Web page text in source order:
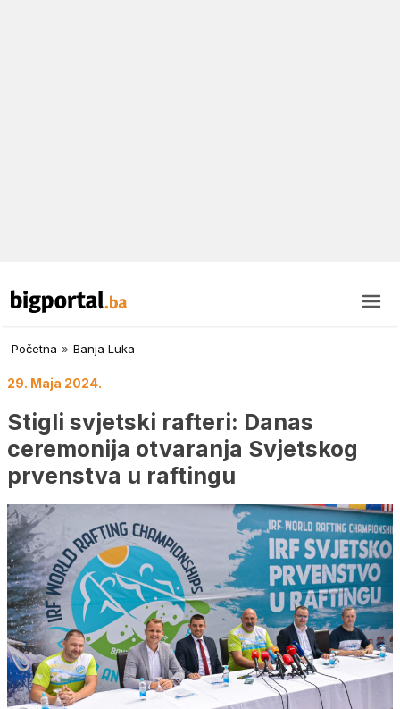
Početna » Banja Luka
29. Maja 2024.
Stigli svjetski rafteri: Danas
ceremonija otvaranja Svjetskog
prvenstva u raftingu